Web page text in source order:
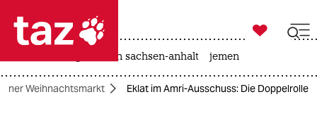
 taz zahl ich
taz zahl ich

taz zahl ich
landtagswahl in sachsen-anhalt jemen
Weihnachtsmarkt Eklat im Amri-Ausschuss: Die Doppelrolle